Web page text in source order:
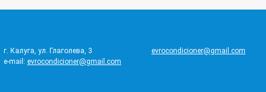
г. Калуга, ул. Глаголева, 3
e-mail: evrocondicioner@gmail.com
evrocondicioner@gmail.com